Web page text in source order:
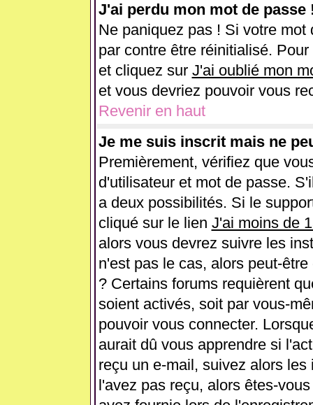
J'ai perdu mon mot de passe
Ne paniquez pas ! Si votre
par contre être réinitialisé.
et cliquez sur J'ai oublié mon
et vous devriez pouvoir vous
Revenir en haut
Je me suis inscrit mais ne
Premièrement, vérifiez que
d'utilisateur et mot de passe.
a deux possibilités. Si le
cliqué sur le lien J'ai moins de
alors vous devrez suivre les
n'est pas le cas, alors peut-
? Certains forums requièrent
soient activés, soit par vous-
pouvoir vous connecter.
aurait dû vous apprendre si
reçu un e-mail, suivez alors
l'avez pas reçu, alors êtes-